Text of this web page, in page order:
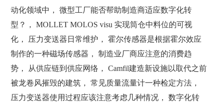
动化领域中， 微型工厂能否帮助制造商适应数字化转
型？， MOLLET MOLOS visu 实现筒仓中料位的可视
化， 压力变送器日常维护， 霍尔传感器是根据霍尔效应
制作的一种磁场传感器， 制造业厂商应注意的消费趋
势， 从供应链到供应网络， Camfil建造新设施以取代之前
被龙卷风摧毁的建筑， 常见质量流量计一种检定方法，
压力变送器使用过程应该注意考虑几种情况， 数字化转